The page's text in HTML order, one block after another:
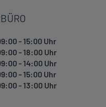
- 15:00 Uhr
- 18:00 Uhr
- 14:00 Uhr
- 15:00 Uhr
- 13:00 Uhr